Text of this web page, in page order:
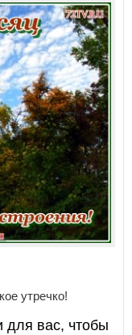
утречко!
для вас, чтобы